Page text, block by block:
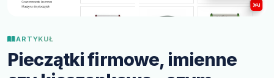
ARTYKUŁ
Pieczątki firmowe, imienne